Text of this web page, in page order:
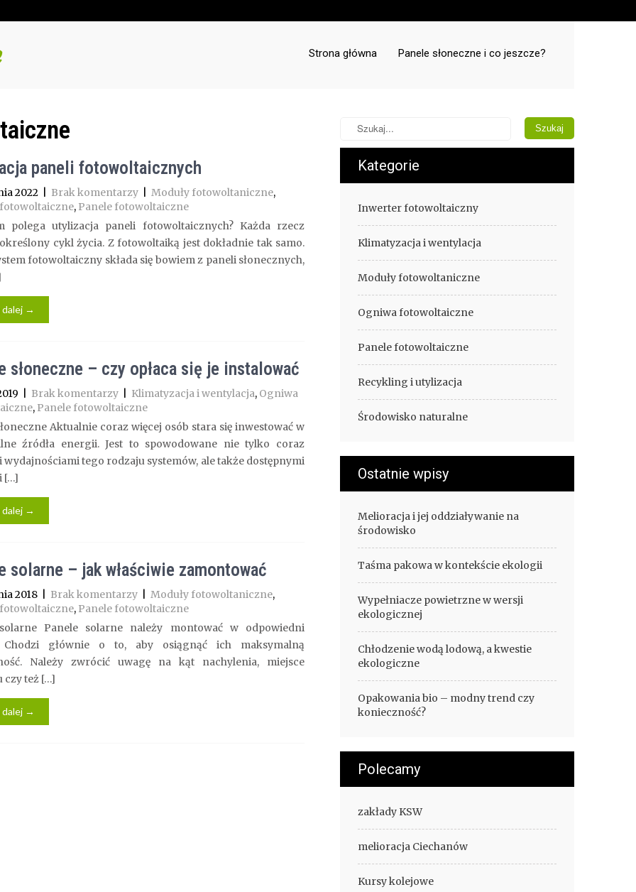
Strona główna Panele słoneczne i co jeszcze?
paneli fotowoltaicznych
2022| Brak komentarzy| Moduły fotowoltaniczne,
, Panele fotowoltaiczne
polega utylizacja paneli fotowoltaicznych? Każda rzecz
cykl życia. Z fotowoltaiką jest dokładnie tak samo.
fotowoltaiczny składa się bowiem z paneli słonecznych,
dalej →
słoneczne – czy opłaca się je instalować
Brak komentarzy| Klimatyzacja i wentylacja, Ogniwa
, Panele fotowoltaiczne
Aktualnie coraz więcej osób stara się inwestować w
źródła energii. Jest to spowodowane nie tylko coraz
wydajnościami tego rodzaju systemów, ale także dostępnymi
[…]
dalej →
solarne – jak właściwie zamontować
2018| Brak komentarzy| Moduły fotowoltaniczne,
, Panele fotowoltaiczne
Panele solarne należy montować w odpowiedni
Chodzi głównie o to, aby osiągnąć ich maksymalną
Należy zwrócić uwagę na kąt nachylenia, miejsce
czy też […]
dalej →
Kategorie
Inwerter fotowoltaiczny
Klimatyzacja i wentylacja
Moduły fotowoltaniczne
Ogniwa fotowoltaiczne
Panele fotowoltaiczne
Recykling i utylizacja
Środowisko naturalne
Ostatnie wpisy
Melioracja i jej oddziaływanie na
środowisko
Taśma pakowa w kontekście ekologii
Wypełniacze powietrzne w wersji
ekologicznej
Chłodzenie wodą lodową, a kwestie
ekologiczne
Opakowania bio – modny trend czy
konieczność?
Polecamy
zakłady KSW
melioracja Ciechanów
Kursy kolejowe